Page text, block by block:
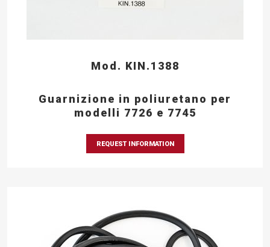
Mod. KIN.1388
Guarnizione in poliuretano per
modelli 7726 e 7745
REQUEST INFORMATION